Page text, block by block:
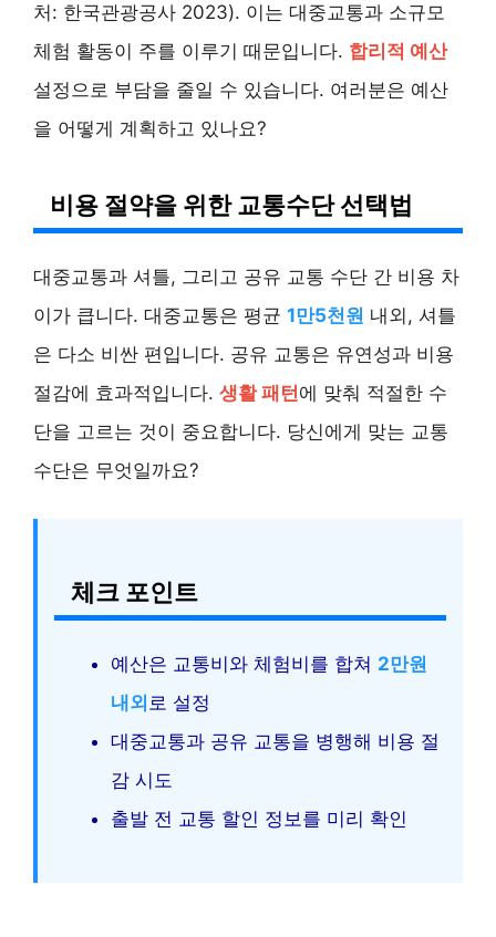
처: 한국관광공사 2023). 이는 대중교통과 소규모
체험 활동이 주를 이루기 때문입니다. 합리적 예산
설정으로 부담을 줄일 수 있습니다. 여러분은 예산
을 어떻게 계획하고 있나요?
비용 절약을 위한 교통수단 선택법
대중교통과 셔틀, 그리고 공유 교통 수단 간 비용 차
이가 큽니다. 대중교통은 평균 1만5천원 내외, 셔틀
은 다소 비싼 편입니다. 공유 교통은 유연성과 비용
절감에 효과적입니다. 생활 패턴에 맞춰 적절한 수
단을 고르는 것이 중요합니다. 당신에게 맞는 교통
수단은 무엇일까요?
체크 포인트
예산은 교통비와 체험비를 합쳐 2만원
내외 로 설정
대중교통과 공유 교통을 병행해 비용 절
감 시도
출발 전 교통 할인 정보를 미리 확인